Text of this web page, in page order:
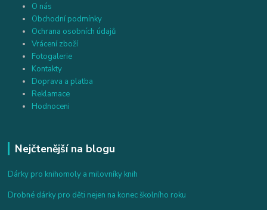
O nás
Obchodní podmínky
Ochrana osobních údajů
Vrácení zboží
Fotogalerie
Kontakty
Doprava a platba
Reklamace
Hodnoceni
Nejčtenější na blogu
Dárky pro knihomoly a milovníky knih
Drobné dárky pro děti nejen na konec školního roku